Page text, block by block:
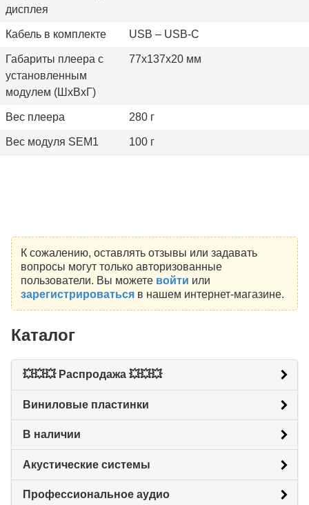
дисплея
Кабель в комплекте USB – USB-C
Габариты плеера с
установленным
модулем (ШхВхГ)
77x137x20 мм
Вес плеера 280 г
Вес модуля SEM1 100 г
К сожалению, оставлять отзывы или задавать
вопросы могут только авторизованные
пользователи. Вы можете войти или
зарегистрироватьсяв нашем интернет-магазине.
Каталог
💥💥💥 Распродажа 💥💥💥
Виниловые пластинки
В наличии
Акустические системы
Профессиональное аудио